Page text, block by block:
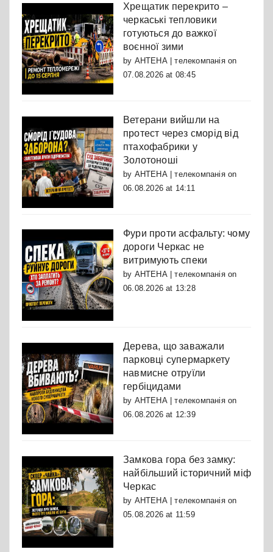
Хрещатик перекрито –
черкаські тепловики
готуються до важкої
воєнної зими
by АНТЕНА | телекомпаніяon
07.08.2026 at 08:45
Ветерани вийшли на
протест через сморід від
птахофабрики у
Золотоноші
by АНТЕНА | телекомпаніяon
06.08.2026 at 14:11
Фури проти асфальту: чому
дороги Черкас не
витримують спеки
by АНТЕНА | телекомпаніяon
06.08.2026 at 13:28
Дерева, що заважали
парковці супермаркету
навмисне отруїли
гербіцидами
by АНТЕНА | телекомпаніяon
06.08.2026 at 12:39
Замкова гора без замку:
найбільший історичний міф
Черкас
by АНТЕНА | телекомпаніяon
05.08.2026 at 11:59